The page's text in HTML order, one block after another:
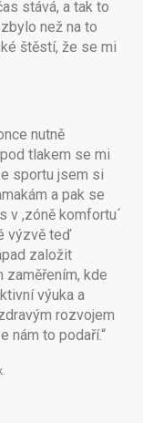
stává, a tak to
než na to
štěstí, že se mi
nutně
tlakem se mi
sportu jsem si
a pak se
v ,zóně komfortu´
výzvě teď
založit
zaměřením, kde
výuka a
rozvojem
nám to podaří.“